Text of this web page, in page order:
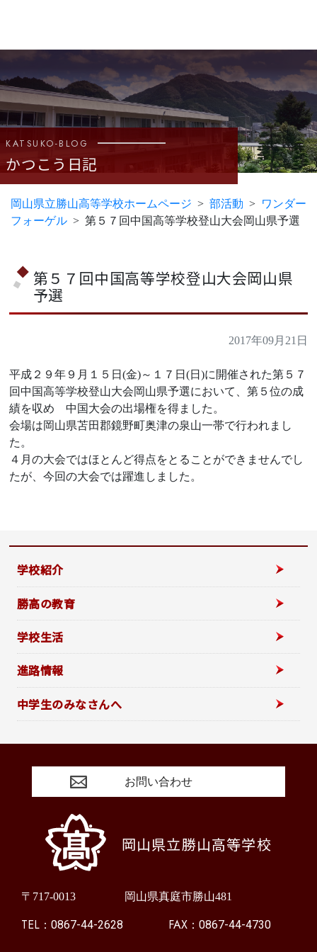
岡山県立勝山高等学校ホームページ 部活動
ワンダー
フォーゲル
第５７回中国高等学校登山大会岡山県予選
KATSUKO-BLOG
かつこう日記
第５７回中国高等学校登山大会岡山県
予選
2017年09月21日
平成２９年９月１５日(金)～１７日(日)に開催された第５７
回中国高等学校登山大会岡山県予選において、第５位の成
績を収め 中国大会の出場権を得ました。
会場は岡山県苫田郡鏡野町奥津の泉山一帯で行われまし
た。
４月の大会ではほとんど得点をとることができませんでし
たが、今回の大会では躍進しました。
学校紹介
勝高の教育
学校生活
進路情報
中学生のみなさんへ
岡山県立勝山高等学校
〒717-0013 岡山県真庭市勝山481
TEL： 0867-44-2628 FAX：0867-44-4730
お問い合わせ